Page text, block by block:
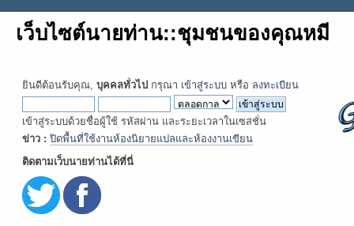
เว็บไซต์นายท่าน::ชุมชนของคุณหมี
ยินดีต้อนรับคุณ, บุคคลทั่วไป กรุณา เข้าสู่ระบบ หรือ ลงทะเบียน
เข้าสู่ระบบด้วยชื่อผู้ใช้ รหัสผ่าน และระยะเวลาในเซสชั่น
ข่าว : ปิดพื้นที่ใช้งานห้องนิยายแปลและห้องงานเขียน
ติดตามเว็บนายท่านได้ที่นี่